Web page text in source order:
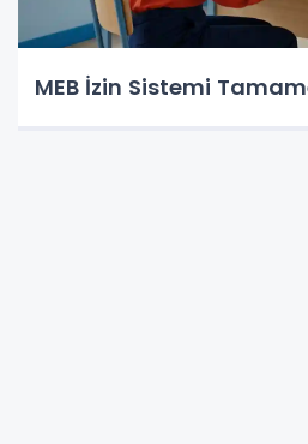
MEB İzin Sistemi